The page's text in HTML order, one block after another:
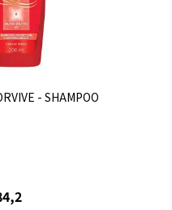
- SHAMPOO